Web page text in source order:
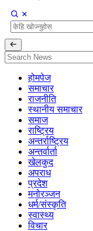
होमपेज
समाचार
राजनीति
स्थानीय समाचार
समाज
राष्ट्रिय
अन्तर्राष्ट्रिय
अन्तर्वार्ता
खेलकुद
अपराध
प्रदेश
मनोरञ्जन
धर्म/संस्कृति
स्वास्थ्य
विचार